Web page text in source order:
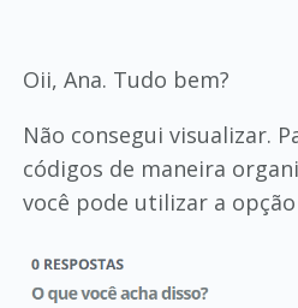
Oii, Ana. Tudo bem?
Não consegui visualizar.
códigos de maneira
você pode utilizar a